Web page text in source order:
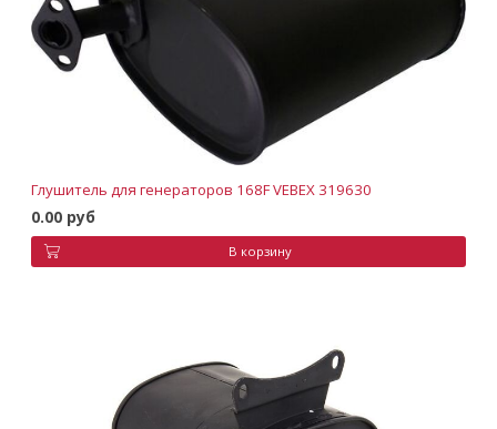
Глушитель для генераторов 168F VEBEX 319630
0.00 руб
В корзину